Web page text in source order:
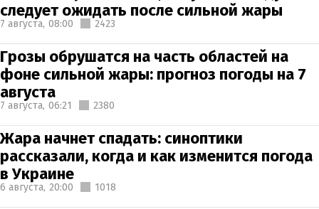
следует ожидать после сильной жары
7 августа, 08:00 2423
Грозы обрушатся на часть областей на
фоне сильной жары: прогноз погоды на 7
августа
7 августа, 06:21 2380
Жара начнет спадать: синоптики
рассказали, когда и как изменится погода
в Украине
6 августа, 20:00 1018